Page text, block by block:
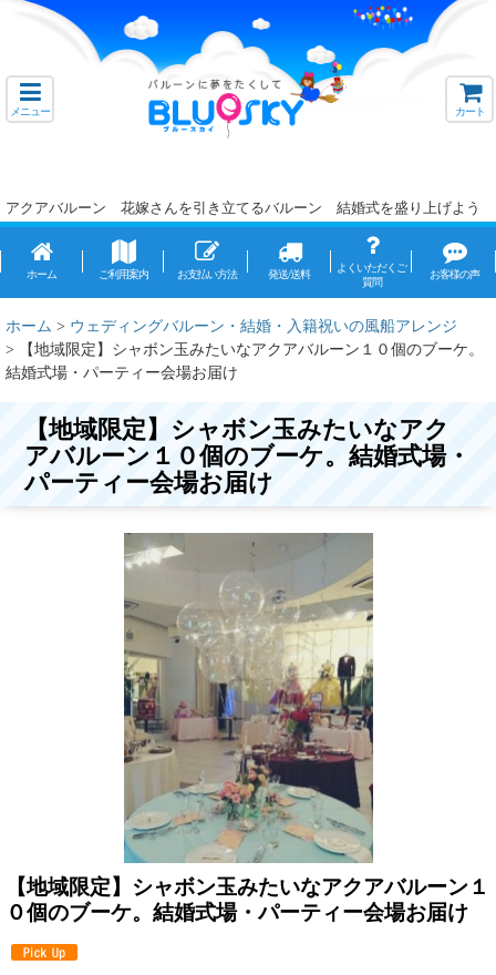
アクアバルーン 花嫁さんを引き立てるバルーン 結婚式を盛り上げよう
メニュー カート
ホーム ご利用案内 お支払い方法 発送/送料
よくいただくご
質問
お客様の声
ホーム > ウェディングバルーン・結婚・入籍祝いの風船アレンジ
>
【地域限定】シャボン玉みたいなアクアバルーン１０個のブーケ。
結婚式場・パーティー会場お届け
【地域限定】シャボン玉みたいなアク
アバルーン１０個のブーケ。結婚式場・
パーティー会場お届け
【地域限定】シャボン玉みたいなアクアバルーン１
０個のブーケ。結婚式場・パーティー会場お届け